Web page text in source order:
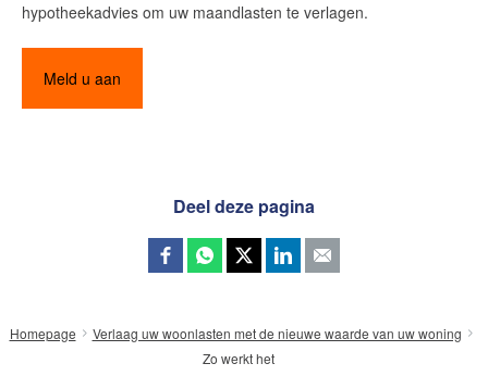
Blog
Maak een afspraak
Makelaars van Amsterdam
+31 (0)20 333 11 10
hypotheekadvies om uw maandlasten te verlagen.
Meld u aan
Deel deze pagina
Homepage
Verlaag uw woonlasten met de nieuwe waarde van uw woning
Zo werkt het